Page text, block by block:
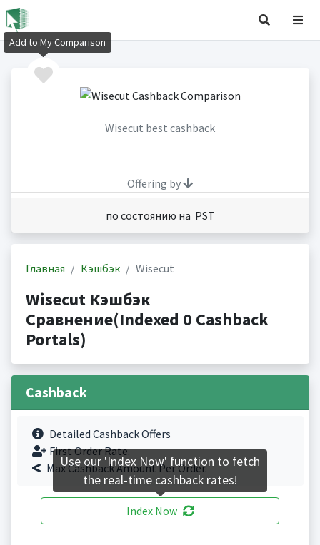
Wisecut best cashback
Offering by
по состоянию на PST
Главная Кэшбэк Wisecut
Wisecut Кэшбэк
Сравнение(Indexed 0 Cashback
Portals)
Cashback
Detailed Cashback Offers
First Order Rate.
Max Cashback Amount Per Order.
Index Now
Add to My Comparison
Use our 'Index Now' function to fetch
the real-time cashback rates!